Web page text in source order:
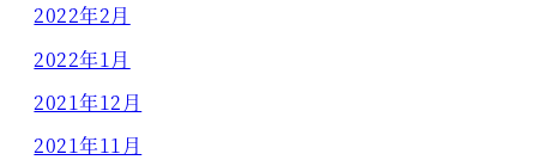
2022年2月
2022年1月
2021年12月
2021年11月